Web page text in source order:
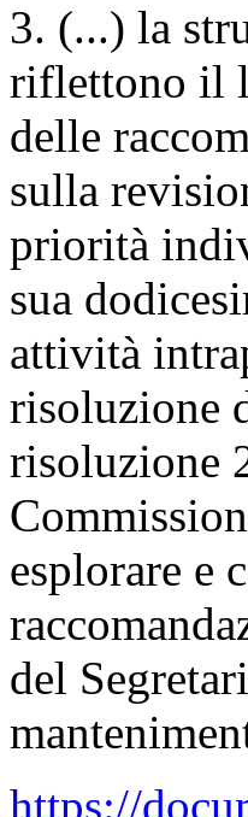
3. (...) la
riflettono il
delle
sulla
priorità
sua
attività
risoluzione
risoluzione
esplorare e
del
https://